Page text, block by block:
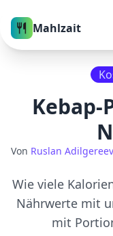
Mahlzait
Kebap-
Von Ruslan Adilgereev
Wie viele
Nährwerte mit
mit